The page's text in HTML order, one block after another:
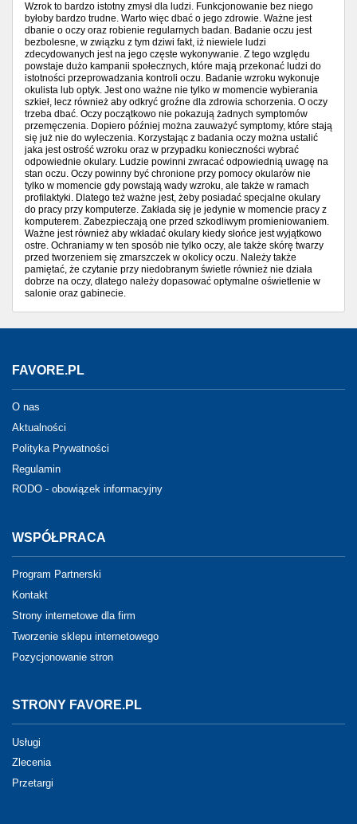
Wzrok to bardzo istotny zmysł dla ludzi. Funkcjonowanie bez niego
byłoby bardzo trudne. Warto więc dbać o jego zdrowie. Ważne jest
dbanie o oczy oraz robienie regularnych badan. Badanie oczu jest
bezbolesne, w związku z tym dziwi fakt, iż niewiele ludzi
zdecydowanych jest na jego częste wykonywanie. Z tego względu
powstaje dużo kampanii społecznych, które mają przekonać ludzi do
istotności przeprowadzania kontroli oczu. Badanie wzroku wykonuje
okulista lub optyk. Jest ono ważne nie tylko w momencie wybierania
szkieł, lecz również aby odkryć groźne dla zdrowia schorzenia. O oczy
trzeba dbać. Oczy początkowo nie pokazują żadnych symptomów
przemęczenia. Dopiero później można zauważyć symptomy, które stają
się już nie do wyleczenia. Korzystając z badania oczy można ustalić
jaka jest ostrość wzroku oraz w przypadku konieczności wybrać
odpowiednie okulary. Ludzie powinni zwracać odpowiednią uwagę na
stan oczu. Oczy powinny być chronione przy pomocy okularów nie
tylko w momencie gdy powstają wady wzroku, ale także w ramach
profilaktyki. Dlatego też ważne jest, żeby posiadać specjalne okulary
do pracy przy komputerze. Zakłada się je jedynie w momencie pracy z
komputerem. Zabezpieczają one przed szkodliwym promieniowaniem.
Ważne jest również aby wkładać okulary kiedy słońce jest wyjątkowo
ostre. Ochraniamy w ten sposób nie tylko oczy, ale także skórę twarzy
przed tworzeniem się zmarszczek w okolicy oczu. Należy także
pamiętać, że czytanie przy niedobranym świetle również nie działa
dobrze na oczy, dlatego należy dopasować optymalne oświetlenie w
salonie oraz gabinecie.
FAVORE.PL
O nas
Aktualności
Polityka Prywatności
Regulamin
RODO - obowiązek informacyjny
WSPÓŁPRACA
Program Partnerski
Kontakt
Strony internetowe dla firm
Tworzenie sklepu internetowego
Pozycjonowanie stron
STRONY FAVORE.PL
Usługi
Zlecenia
Przetargi